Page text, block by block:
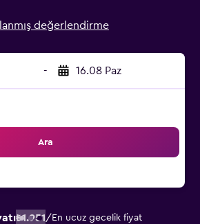
değerlendirme
- 16.08 Paz
Ara
₺1.951/ En ucuz gecelik fiyat